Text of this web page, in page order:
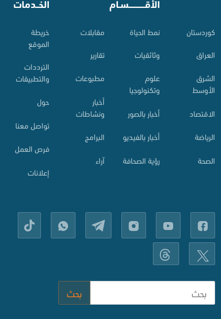
کوردستان
العراق
الشرق
الأوسط
الاقتصاد
الرياضة
الصحة
الأقـــــــــــسـام
نمط الحياة
وثائقيات
علوم
وتكنولوجيا
أخبار بالصور
أخبار بالفيديو
رؤية الصحافة
مقابلات
تقارير
مطبوعات
أخبار
ونشاطات
البرامج
آراء
الخــدمات
خريطة
الموقع
الترددات
والتطبيقات
حول
تواصل معنا
فرص العمل
إعلانات
بحث